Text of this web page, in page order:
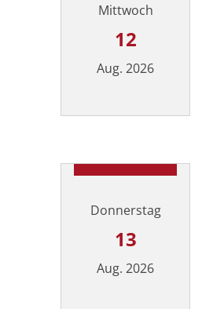
Mittwoch
12
Aug. 2026
Donnerstag
13
Aug. 2026